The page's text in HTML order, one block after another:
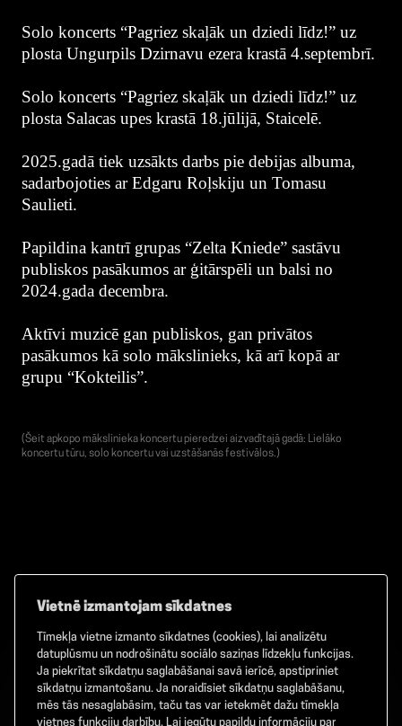
Solo koncerts “Pagriez skaļāk un dziedi līdz!” uz
plosta Ungurpils Dzirnavu ezera krastā 4.septembrī.
Solo koncerts “Pagriez skaļāk un dziedi līdz!” uz
plosta Salacas upes krastā 18.jūlijā, Staicelē.
2025.gadā tiek uzsākts darbs pie debijas albuma,
sadarbojoties ar Edgaru Roļskiju un Tomasu
Saulieti.
Papildina kantrī grupas “Zelta Kniede” sastāvu
publiskos pasākumos ar ģitārspēli un balsi no
2024.gada decembra.
Aktīvi muzicē gan publiskos, gan privātos
pasākumos kā solo mākslinieks, kā arī kopā ar
grupu “Kokteilis”.
(Šeit apkopo mākslinieka koncertu pieredzei aizvadītajā gadā: Lielāko
koncertu tūru, solo koncertu vai uzstāšanās festivālos.)
Facebook TikTok Instagram
Vietnē izmantojam sīkdatnes
Tīmekļa vietne izmanto sīkdatnes (cookies), lai analizētu
datuplūsmu un nodrošinātu sociālo saziņas līdzekļu funkcijas.
Ja piekrītat sīkdatņu saglabāšanai savā ierīcē, apstipriniet
sīkdatņu izmantošanu. Ja noraidīsiet sīkdatņu saglabāšanu,
mēs tās nesaglabāsim, taču tas var ietekmēt dažu tīmekļa
vietnes funkciju darbību. Lai iegūtu papildu informāciju par